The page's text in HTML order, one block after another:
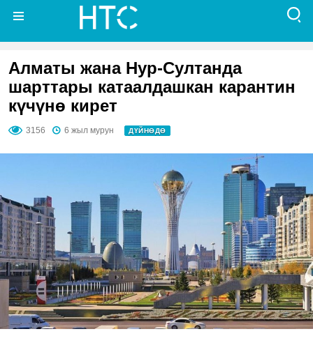
Алматы жана Нур-Султанда
шарттары катаалдашкан карантин
күчүнө кирет
3156 6 жыл мурун ДҮЙНӨДӨ